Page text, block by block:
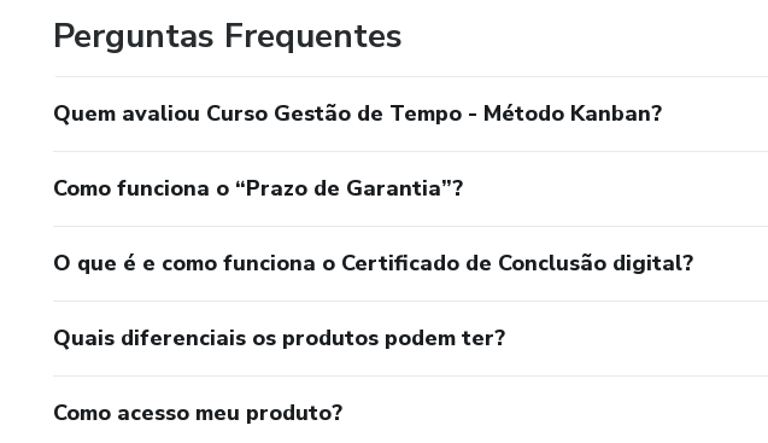
Perguntas Frequentes
Quem avaliou Curso Gestão de Tempo - Método Kanban?
Como funciona o “Prazo de Garantia”?
O que é e como funciona o Certificado de Conclusão digital?
Quais diferenciais os produtos podem ter?
Como acesso meu produto?